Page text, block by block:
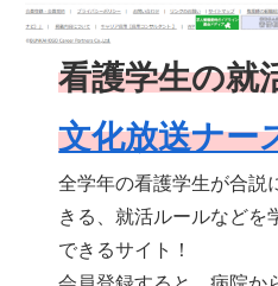
看護学生の就
文化放送ナー
全学年の看護学生が合説
きる、就活ルールなどを
できるサイト！